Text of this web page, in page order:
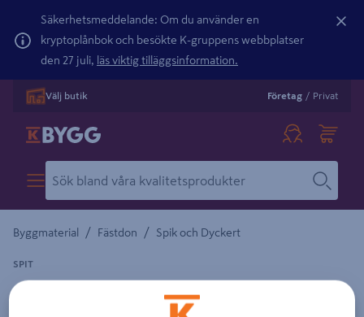
Säkerhetsmeddelande: Om du använder en
kryptoplånbok och besökte K-gruppens webbplatser
den 27 juli, läs viktig tilläggsinformation.
Välj butik Företag / Privat
Byggmaterial / Fästdon / Spik och Dyckert
SKJUTSPIK SPIT BAND SC9-30MM
SPIT